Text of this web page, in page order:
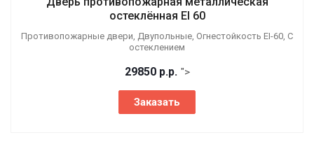
остеклённая EI 60
Противопожарные двери, Двупольные, Огнестойкость EI-60, С
остеклением
29850 р.р. ">
Заказать